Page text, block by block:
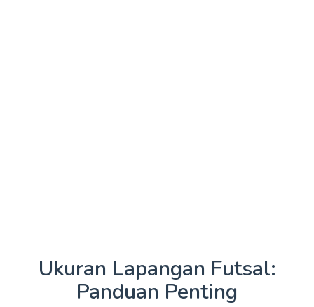
Ukuran Lapangan Futsal:
Panduan Penting